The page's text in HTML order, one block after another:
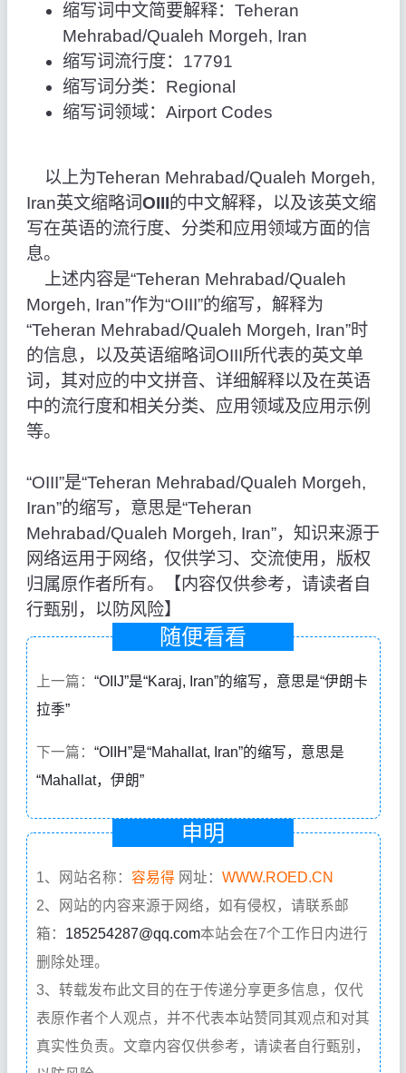
缩写词中文简要解释：Teheran
Mehrabad/Qualeh Morgeh, Iran
缩写词流行度：17791
缩写词分类：Regional
缩写词领域：Airport Codes
以上为Teheran Mehrabad/Qualeh Morgeh,
Iran英文缩略词OIII的中文解释，以及该英文缩
写在英语的流行度、分类和应用领域方面的信
息。
上述内容是“Teheran Mehrabad/Qualeh
Morgeh, Iran”作为“OIII”的缩写，解释为
“Teheran Mehrabad/Qualeh Morgeh, Iran”时
的信息，以及英语缩略词OIII所代表的英文单
词，其对应的中文拼音、详细解释以及在英语
中的流行度和相关分类、应用领域及应用示例
等。
“OIII”是“Teheran Mehrabad/Qualeh Morgeh,
Iran”的缩写，意思是“Teheran
Mehrabad/Qualeh Morgeh, Iran”，知识来源于
网络运用于网络，仅供学习、交流使用，版权
归属原作者所有。【内容仅供参考，请读者自
行甄别，以防风险】
随便看看
上一篇： “OIIJ”是“Karaj, Iran”的缩写，意思是“伊朗卡
拉季”
下一篇： “OIIH”是“Mahallat, Iran”的缩写，意思是
“Mahallat，伊朗”
申明
1、网站名称： 容易得 网址： WWW.ROED.CN
2、网站的内容来源于网络，如有侵权，请联系邮
箱： 185254287@qq.com本站会在7个工作日内进行
删除处理。
3、转载发布此文目的在于传递分享更多信息，仅代
表原作者个人观点，并不代表本站赞同其观点和对其
真实性负责。文章内容仅供参考，请读者自行甄别，